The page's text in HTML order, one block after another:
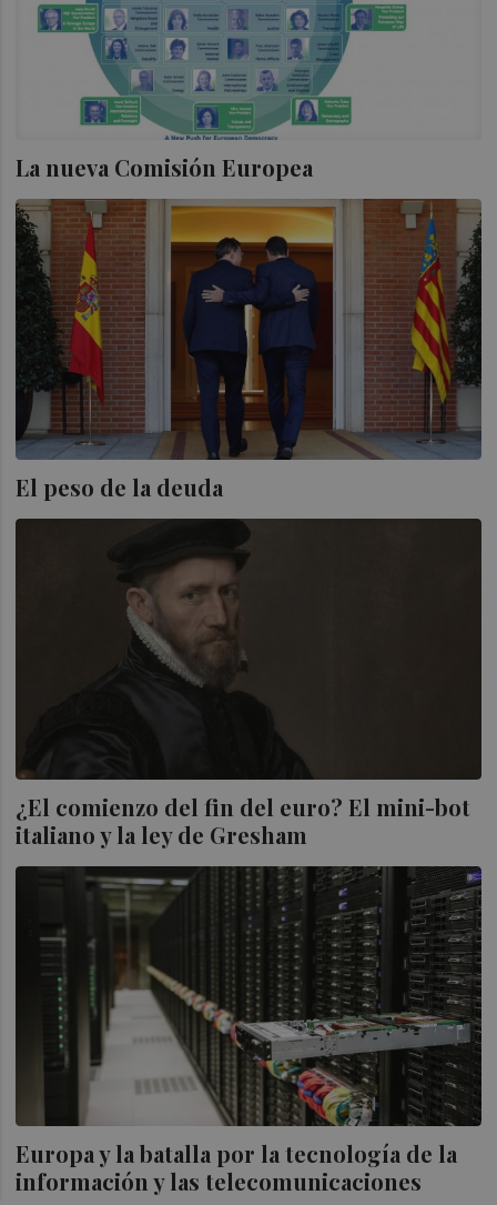
La nueva Comisión Europea
El peso de la deuda
¿El comienzo del fin del euro? El mini-bot
italiano y la ley de Gresham
Europa y la batalla por la tecnología de la
información y las telecomunicaciones